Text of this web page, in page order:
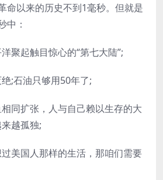
命以来的历史不到1毫秒。但就是
中：
聚起触目惊心的“第七大陆”;
;石油只够用50年了;
同扩张，人与自己赖以生存的大
越孤独;
美国人那样的生活，那咱们需要